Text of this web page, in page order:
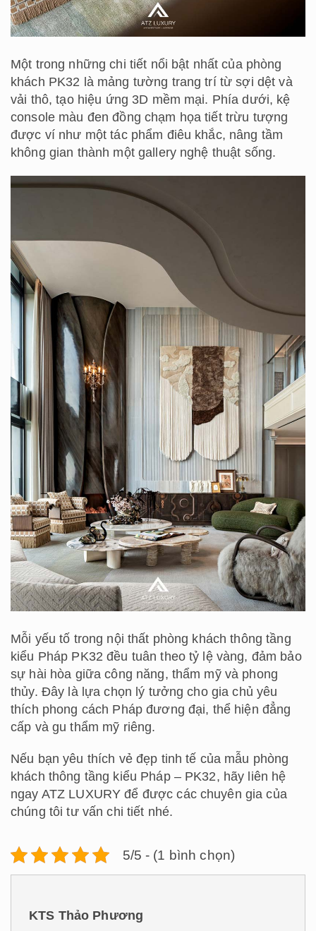
Một trong những chi tiết nổi bật nhất của phòng
khách PK32 là mảng tường trang trí từ sợi dệt và
vải thô, tạo hiệu ứng 3D mềm mại. Phía dưới, kệ
console màu đen đồng chạm họa tiết trừu tượng
được ví như một tác phẩm điêu khắc, nâng tầm
không gian thành một gallery nghệ thuật sống.
Mỗi yếu tố trong nội thất phòng khách thông tầng
kiểu Pháp PK32 đều tuân theo tỷ lệ vàng, đảm bảo
sự hài hòa giữa công năng, thẩm mỹ và phong
thủy. Đây là lựa chọn lý tưởng cho gia chủ yêu
thích phong cách Pháp đương đại, thể hiện đẳng
cấp và gu thẩm mỹ riêng.
Nếu bạn yêu thích vẻ đẹp tinh tế của mẫu phòng
khách thông tầng kiểu Pháp – PK32, hãy liên hệ
ngay ATZ LUXURY để được các chuyên gia của
chúng tôi tư vấn chi tiết nhé.
5/5 - (1 bình chọn)
KTS Thảo Phương